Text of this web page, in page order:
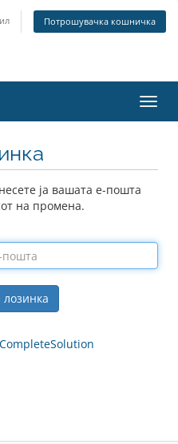
Потрошувачка кошничка
ја вашата е-пошта
на промена.